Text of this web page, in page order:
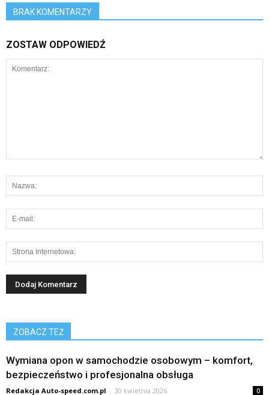
BRAK KOMENTARZY
ZOSTAW ODPOWIEDŹ
ZOBACZ TEŻ
Wymiana opon w samochodzie osobowym – komfort,
bezpieczeństwo i profesjonalna obsługa
Redakcja Auto-speed.com.pl - 30 kwietnia 2026 0